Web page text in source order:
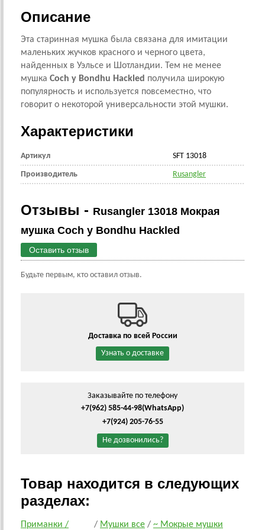
Описание
Эта старинная мушка была связана для имитации
маленьких жучков красного и черного цвета,
найденных в Уэльсе и Шотландии. Тем не менее
мушка Coch y Bondhu Hackled получила широкую
популярность и используется повсеместно, что
говорит о некоторой универсальности этой мушки.
Характеристики
Артикул SFT 13018
Производитель Rusangler
Отзывы - Rusangler 13018 Мокрая
мушка Coch y Bondhu Hackled
Оставить отзыв
Будьте первым, кто оставил отзыв.
Доставка по всей России
Узнать о доставке
Заказывайте по телефону
+7(962) 585-44-98(WhatsApp)
+7(924) 205-76-55
Не дозвонились?
Товар находится в следующих
разделах:
Приманки / / Мушки все / ~ Мокрые мушки